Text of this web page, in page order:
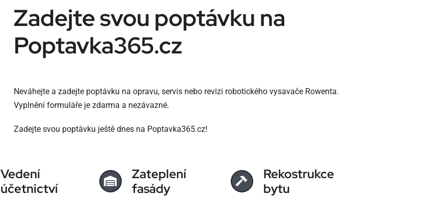
Zadejte svou poptávku na
Poptavka365.cz
Neváhejte a zadejte poptávku na opravu, servis nebo revizi robotického vysavače Rowenta.
Vyplnění formuláře je zdarma a nezávazné.
Zadejte svou poptávku ještě dnes na Poptavka365.cz!
Vedení
účetnictví
Zateplení
fasády
Rekostrukce
bytu